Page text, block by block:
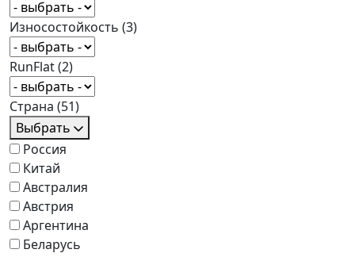
Износостойкость (3)
RunFlat(2)
Страна (51)
Выбрать
Россия
Китай
Австралия
Австрия
Аргентина
Беларусь